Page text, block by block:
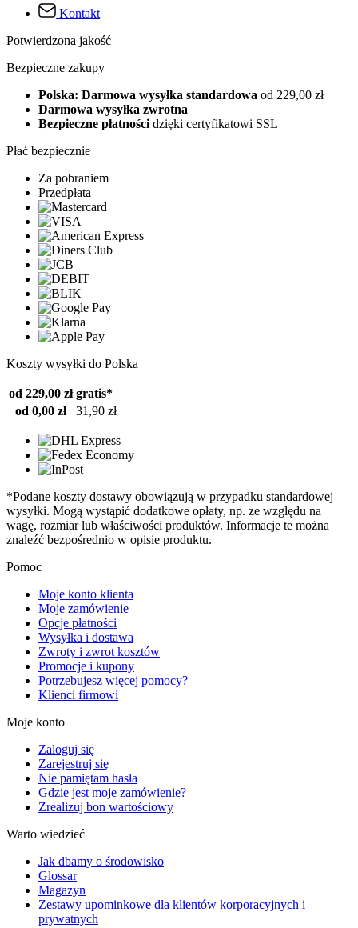
Kontakt
Potwierdzona jakość
Bezpieczne zakupy
Polska: Darmowa wysyłka standardowa od 229,00 zł
Darmowa wysyłka zwrotna
Bezpieczne płatności dzięki certyfikatowi SSL
Płać bezpiecznie
Za pobraniem
Przedpłata
Koszty wysyłki do Polska
od 229,00 zł gratis*
od 0,00 zł
31,90 zł
*Podane koszty dostawy obowiązują w przypadku standardowej
wysyłki. Mogą wystąpić dodatkowe opłaty, np. ze względu na
wagę, rozmiar lub właściwości produktów. Informacje te można
znaleźć bezpośrednio w opisie produktu.
Pomoc
Moje konto klienta
Moje zamówienie
Opcje płatności
Wysyłka i dostawa
Zwroty i zwrot kosztów
Promocje i kupony
Potrzebujesz więcej pomocy?
Klienci firmowi
Moje konto
Zaloguj się
Zarejestruj się
Nie pamiętam hasła
Gdzie jest moje zamówienie?
Zrealizuj bon wartościowy
Warto wiedzieć
Jak dbamy o środowisko
Glossar
Magazyn
Zestawy upominkowe dla klientów korporacyjnych i
prywatnych